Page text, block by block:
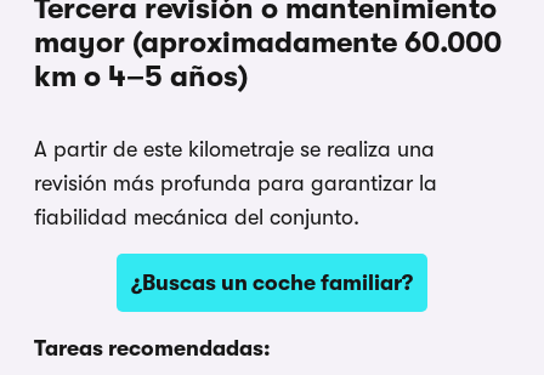
Tercera revisión o mantenimiento
mayor (aproximadamente 60.000
km o 4–5 años)
A partir de este kilometraje se realiza una
revisión más profunda para garantizar la
fiabilidad mecánica del conjunto.
¿Buscas un coche familiar?
Tareas recomendadas: